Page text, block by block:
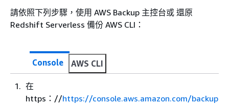
請依照下列步驟，使用 AWS Backup 主控台或 還原
Redshift Serverless 備份 AWS CLI：
Console AWS CLI
在
https：//https://console.aws.amazon.com/backup